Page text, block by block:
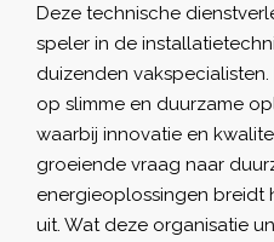
Deze technische
speler in de
duizenden
op slimme en duurzame
waarbij innovatie en
groeiende vraag naar
energieoplossingen breidt
uit. Wat deze organisatie